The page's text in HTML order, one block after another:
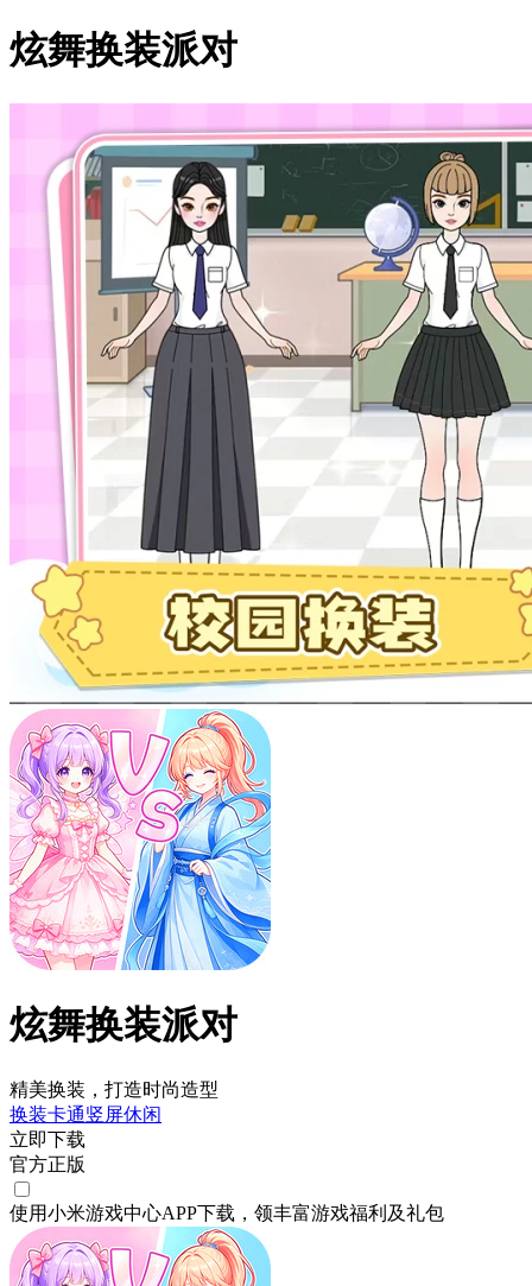
炫舞换装派对
炫舞换装派对
精美换装，打造时尚造型
换装卡通竖屏休闲
立即下载
官方正版
使用小米游戏中心APP下载 ，领丰富游戏福利 及礼包